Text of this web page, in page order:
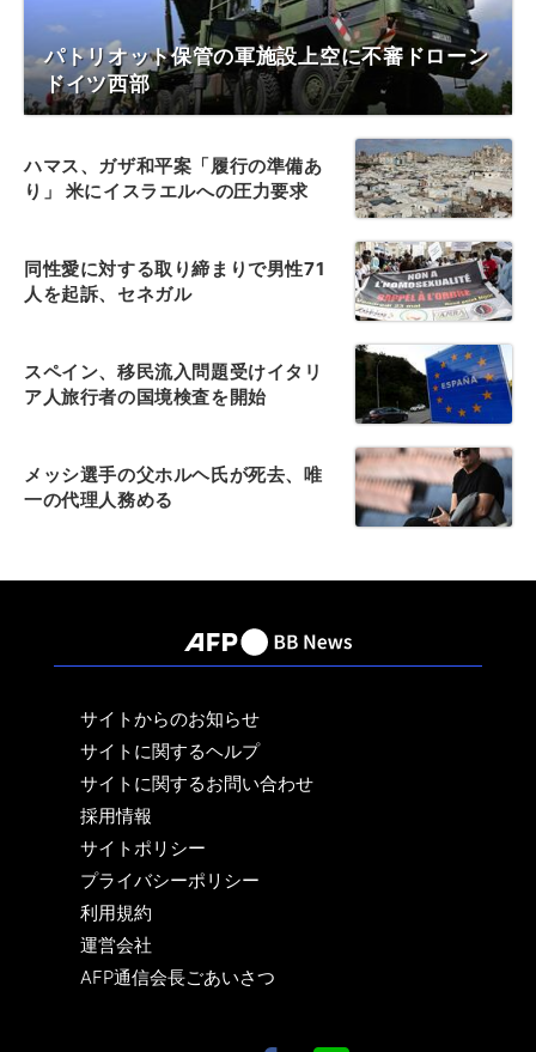
パトリオット保管の軍施設上空に不審ドローン
ドイツ西部
ハマス、ガザ和平案「履行の準備あ
り」 米にイスラエルへの圧力要求
同性愛に対する取り締まりで男性71
人を起訴、セネガル
スペイン、移民流入問題受けイタリ
ア人旅行者の国境検査を開始
メッシ選手の父ホルヘ氏が死去、唯
一の代理人務める
サイトからのお知らせ
サイトに関するヘルプ
サイトに関するお問い合わせ
採用情報
サイトポリシー
プライバシーポリシー
利用規約
運営会社
AFP通信会長ごあいさつ